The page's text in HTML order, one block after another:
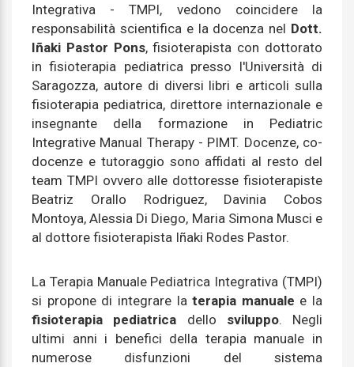
Integrativa - TMPI, vedono coincidere la
responsabilità scientifica e la docenza nel Dott.
Iñaki Pastor Pons, fisioterapista con dottorato
in fisioterapia pediatrica presso l'Università di
Saragozza, autore di diversi libri e articoli sulla
fisioterapia pediatrica, direttore internazionale e
insegnante della formazione in Pediatric
Integrative Manual Therapy - PIMT. Docenze, co-
docenze e tutoraggio sono affidati al resto del
team TMPI ovvero alle dottoresse fisioterapiste
Beatriz Orallo Rodriguez, Davinia Cobos
Montoya, Alessia Di Diego, Maria Simona Musci e
al dottore fisioterapista Iñaki Rodes Pastor.
La Terapia Manuale Pediatrica Integrativa (TMPI)
si propone di integrare laterapia manuale e la
fisioterapia pediatrica dello sviluppo. Negli
ultimi anni i benefici della terapia manuale in
numerose disfunzioni del sistema